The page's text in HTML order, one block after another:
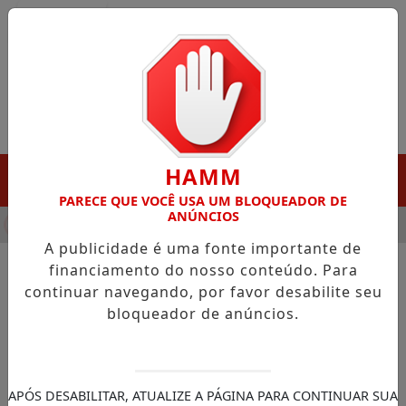
EM PORTO GRANDE COM ATUAÇÃO VOLTADA
NOTÍCIAS/POLÍTICA
Brasil vai buscar novos
impactos comerciais
HAMM
PARECE QUE VOCÊ USA UM BLOQUEADOR DE
ANÚNCIOS
A publicidade é uma fonte importante de
financiamento do nosso conteúdo. Para
continuar navegando, por favor desabilite seu
bloqueador de anúncios.
APÓS DESABILITAR, ATUALIZE A PÁGINA PARA CONTINUAR SUA